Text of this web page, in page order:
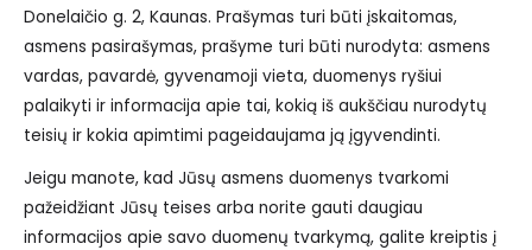
Donelaičio g. 2, Kaunas. Prašymas turi būti įskaitomas,
asmens pasirašymas, prašyme turi būti nurodyta: asmens
vardas, pavardė, gyvenamoji vieta, duomenys ryšiui
palaikyti ir informacija apie tai, kokią iš aukščiau nurodytų
teisių ir kokia apimtimi pageidaujama ją įgyvendinti.
Jeigu manote, kad Jūsų asmens duomenys tvarkomi
pažeidžiant Jūsų teises arba norite gauti daugiau
informacijos apie savo duomenų tvarkymą, galite kreiptis į